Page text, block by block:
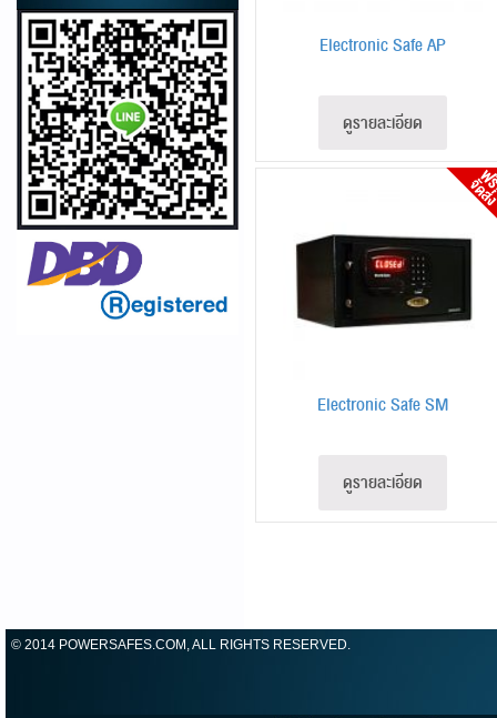
Electronic Safe AP
ดูรายละเอียด
Electronic Safe SM
ดูรายละเอียด
© 2014 POWERSAFES.COM, ALL RIGHTS RESERVED.